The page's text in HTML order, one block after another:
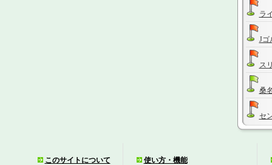
ラ
Jゴ
ス
桑
セ
このサイトについて 使い方・機能